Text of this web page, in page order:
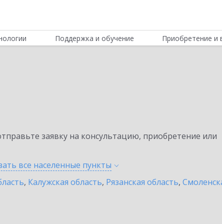
Поддержка и обучение Приобретение и
заявку на консультацию, приобретение или
все населенные пункты
, Калужская область, Рязанская область,